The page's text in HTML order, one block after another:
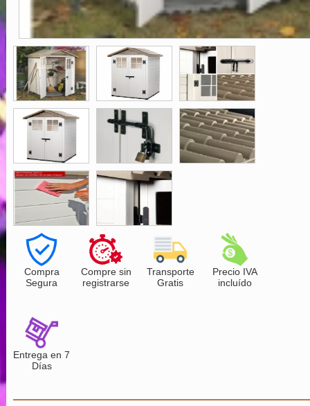
Compra
Segura
Compre sin
registrarse
Transporte
Gratis
Precio IVA
incluído
Entrega en 7
Días